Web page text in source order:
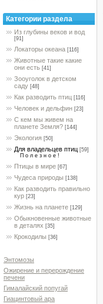
Категории раздела
Из глубины веков и вод
[91]
Локаторы океана [116]
Животные такие какие
они есть [41]
Зооуголок в детском
саду [48]
Как разводить птиц [116]
Человек и дельфин [23]
С кем мы живем на
планете Земля? [144]
Экология [50]
Для владельцев птиц [59]
П о л е з н о е !
Птицы в мире [67]
Чудеса природы [138]
Как разводить правильно
кур [23]
Жизнь на планете [129]
Обыкновенные животные
в деталях [35]
Крокодилы [36]
Энтомозы
Ожирение и перерождение
печени
Гималайский попугай
Гиацинтовый ара